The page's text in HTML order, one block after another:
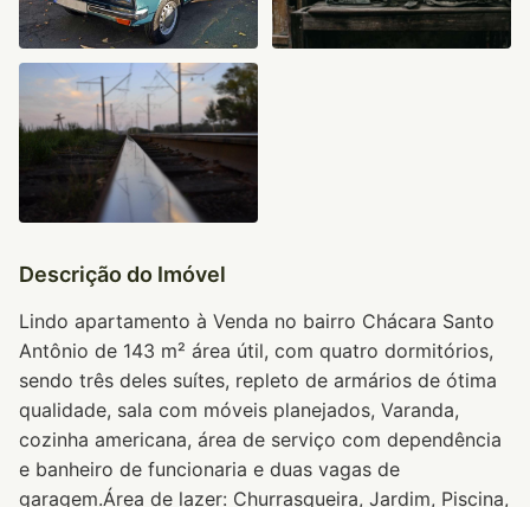
Descrição do Imóvel
Lindo apartamento à Venda no bairro Chácara Santo
Antônio de 143 m² área útil, com quatro dormitórios,
sendo três deles suítes, repleto de armários de ótima
qualidade, sala com móveis planejados, Varanda,
cozinha americana, área de serviço com dependência
e banheiro de funcionaria e duas vagas de
garagem.Área de lazer: Churrasqueira, Jardim, Piscina,